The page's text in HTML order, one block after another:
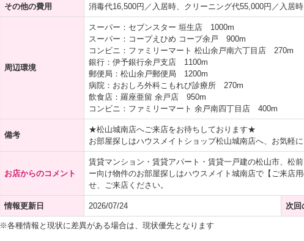
その他の費用 消毒代16,500円／入居時、クリーニング代55,000円／入居
周辺環境
スーパー：セブンスター 垣生店 1000m
スーパー：コープえひめ コープ余戸 900m
コンビニ：ファミリーマート 松山余戸南六丁目店 270m
銀行：伊予銀行余戸支店 1100m
郵便局：松山余戸郵便局 1200m
病院：おおしろ外科こもれび診療所 270m
飲食店：羅座亜留 余戸店 950m
コンビニ：ファミリーマート 余戸南四丁目店 400m
備考
★松山城南店へご来店をお待ちしております★
お部屋探しはハウスメイトショップ松山城南店へ、お気軽
お店からのコメント
賃貸マンション・賃貸アパート・賃貸一戸建の松山市、松
ー向け物件のお部屋探しはハウスメイト城南店で【ご来店
せ、ご来店ください。
情報更新日 2026/07/24 次回
※各種情報と現状に差異がある場合は、現状優先となります